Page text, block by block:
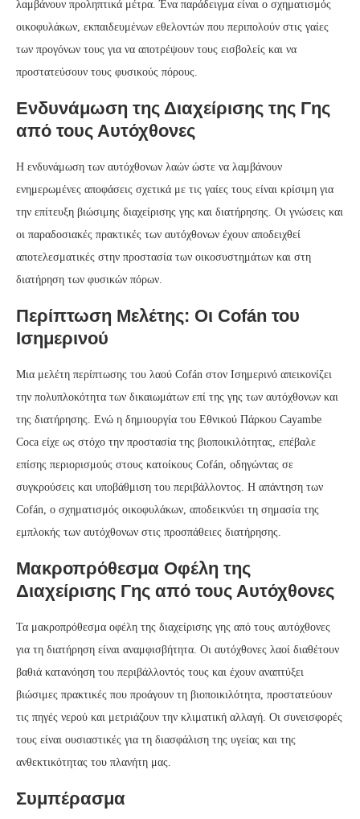
λαμβάνουν προληπτικά μέτρα. Ένα παράδειγμα είναι ο σχηματισμός
οικοφυλάκων, εκπαιδευμένων εθελοντών που περιπολούν στις γαίες
των προγόνων τους για να αποτρέψουν τους εισβολείς και να
προστατεύσουν τους φυσικούς πόρους.
Ενδυνάμωση της Διαχείρισης της Γης
από τους Αυτόχθονες
Η ενδυνάμωση των αυτόχθονων λαών ώστε να λαμβάνουν
ενημερωμένες αποφάσεις σχετικά με τις γαίες τους είναι κρίσιμη για
την επίτευξη βιώσιμης διαχείρισης γης και διατήρησης. Οι γνώσεις και
οι παραδοσιακές πρακτικές των αυτόχθονων έχουν αποδειχθεί
αποτελεσματικές στην προστασία των οικοσυστημάτων και στη
διατήρηση των φυσικών πόρων.
Περίπτωση Μελέτης: Οι Cofán του
Ισημερινού
Μια μελέτη περίπτωσης του λαού Cofán στον Ισημερινό απεικονίζει
την πολυπλοκότητα των δικαιωμάτων επί της γης των αυτόχθονων και
της διατήρησης. Ενώ η δημιουργία του Εθνικού Πάρκου Cayambe
Coca είχε ως στόχο την προστασία της βιοποικιλότητας, επέβαλε
επίσης περιορισμούς στους κατοίκους Cofán, οδηγώντας σε
συγκρούσεις και υποβάθμιση του περιβάλλοντος. Η απάντηση των
Cofán, ο σχηματισμός οικοφυλάκων, αποδεικνύει τη σημασία της
εμπλοκής των αυτόχθονων στις προσπάθειες διατήρησης.
Μακροπρόθεσμα Οφέλη της
Διαχείρισης Γης από τους Αυτόχθονες
Τα μακροπρόθεσμα οφέλη της διαχείρισης γης από τους αυτόχθονες
για τη διατήρηση είναι αναμφισβήτητα. Οι αυτόχθονες λαοί διαθέτουν
βαθιά κατανόηση του περιβάλλοντός τους και έχουν αναπτύξει
βιώσιμες πρακτικές που προάγουν τη βιοποικιλότητα, προστατεύουν
τις πηγές νερού και μετριάζουν την κλιματική αλλαγή. Οι συνεισφορές
τους είναι ουσιαστικές για τη διασφάλιση της υγείας και της
ανθεκτικότητας του πλανήτη μας.
Συμπέρασμα